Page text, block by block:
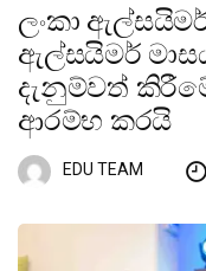
ලංකා
ඇල්සයිමර්
දැනුම්වත්
ආරම්භ කරයි
EDU TEAM